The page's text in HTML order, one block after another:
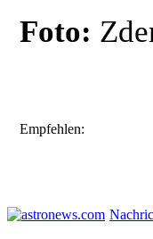
Foto:
Empfehlen: